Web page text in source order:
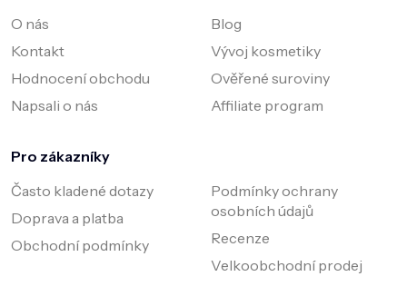
O nás
Kontakt
Hodnocení obchodu
Napsali o nás
Blog
Vývoj kosmetiky
Ověřené suroviny
Affiliate program
Pro zákazníky
Často kladené dotazy
Doprava a platba
Obchodní podmínky
Podmínky ochrany
osobních údajů
Recenze
Velkoobchodní prodej